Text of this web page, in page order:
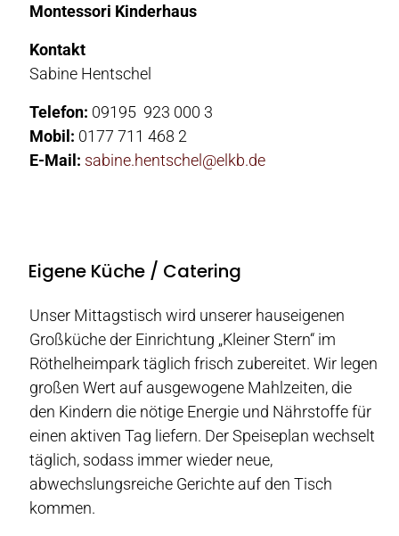
Montessori Kinderhaus
Kontakt
Sabine Hentschel
Telefon: 09195 923 000 3
Mobil: 0177 711 468 2
E-Mail: sabine.hentschel@elkb.de
Eigene Küche / Catering
Unser Mittagstisch wird unserer hauseigenen
Großküche der Einrichtung „Kleiner Stern“ im
Röthelheimpark täglich frisch zubereitet. Wir legen
großen Wert auf ausgewogene Mahlzeiten, die
den Kindern die nötige Energie und Nährstoffe für
einen aktiven Tag liefern. Der Speiseplan wechselt
täglich, sodass immer wieder neue,
abwechslungsreiche Gerichte auf den Tisch
kommen.